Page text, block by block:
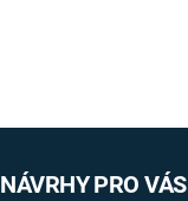
NÁVRHY PRO VÁS